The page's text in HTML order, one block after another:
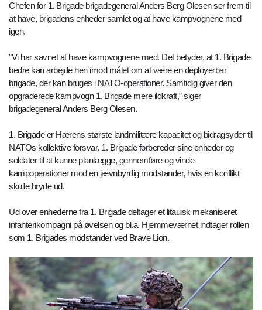
Chefen for 1. Brigade brigadegeneral Anders Berg Olesen ser frem til
at have, brigadens enheder samlet og at have kampvognene med
igen.
”Vi har savnet at have kampvognene med. Det betyder, at 1. Brigade
bedre kan arbejde hen imod målet om at være en deployerbar
brigade, der kan bruges i NATO-operationer. Samtidig giver den
opgraderede kampvogn 1. Brigade mere ildkraft,” siger
brigadegeneral Anders Berg Olesen.
1. Brigade er Hærens største landmilitære kapacitet og bidragsyder til
NATOs kollektive forsvar. 1. Brigade forbereder sine enheder og
soldater til at kunne planlægge, gennemføre og vinde
kampoperationer mod en jævnbyrdig modstander, hvis en konflikt
skulle bryde ud.
Ud over enhederne fra 1. Brigade deltager et litauisk mekaniseret
infanterikompagni på øvelsen og bl.a. Hjemmeværnet indtager rollen
som 1. Brigades modstander ved Brave Lion.